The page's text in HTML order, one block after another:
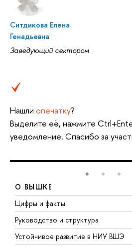
Ситдикова Елена
Генадьевна
Заведующий сектором
Нашли опечатку?
Выделите её, нажмите
уведомление. Спасибо за
О ВЫШКЕ
Цифры и факты
Руководство и структура
Устойчивое развитие в НИУ ВШЭ